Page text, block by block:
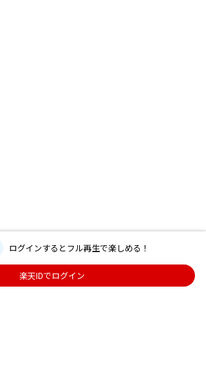
ログインするとフル再生で楽しめる！
楽天IDでログイン